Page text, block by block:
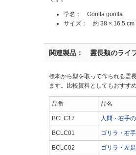
学名： Gorilla gorilla
サイズ： 約 38 × 16.5 cm
関連製品： 霊長類のライ
標本から型を取って作られる霊
ます。比較資料としてもおすすめ
品番 品名
BCLC17 人間・右手
BCLC01 ゴリラ・右
BCLC02 ゴリラ・左